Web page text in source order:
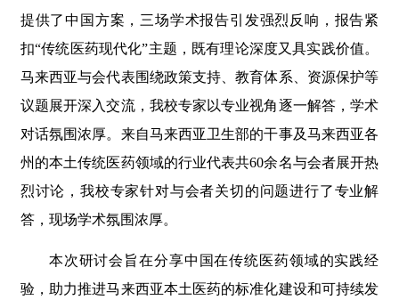
提供了中国方案，三场学术报告引发强烈反响，报告紧
扣“传统医药现代化”主题，既有理论深度又具实践价值。
马来西亚与会代表围绕政策支持、教育体系、资源保护等
议题展开深入交流，我校专家以专业视角逐一解答，学术
对话氛围浓厚。来自马来西亚卫生部的干事及马来西亚各
州的本土传统医药领域的行业代表共60余名与会者展开热
烈讨论，我校专家针对与会者关切的问题进行了专业解
答，现场学术氛围浓厚。
本次研讨会旨在分享中国在传统医药领域的实践经
验，助力推进马来西亚本土医药的标准化建设和可持续发